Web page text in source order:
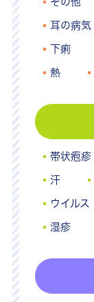
耳の病気
下痢
熱
帯状疱疹
汗
ウイルス
湿疹